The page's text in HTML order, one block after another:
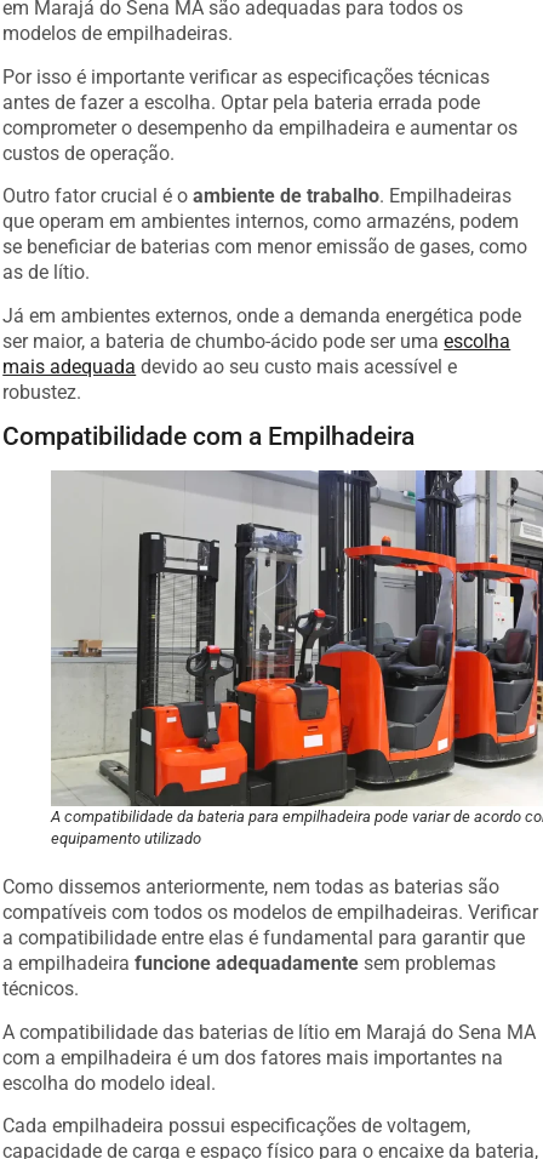
em Marajá do Sena MA são adequadas para todos os
modelos de empilhadeiras.
Por isso é importante verificar as especificações técnicas
antes de fazer a escolha. Optar pela bateria errada pode
comprometer o desempenho da empilhadeira e aumentar os
custos de operação.
Outro fator crucial é oambiente de trabalho. Empilhadeiras
que operam em ambientes internos, como armazéns, podem
se beneficiar de baterias com menor emissão de gases, como
as de lítio.
Já em ambientes externos, onde a demanda energética pode
ser maior, a bateria de chumbo-ácido pode ser umaescolha
mais adequada devido ao seu custo mais acessível e
robustez.
Compatibilidade com a Empilhadeira
A compatibilidade da bateria para empilhadeira pode variar de acordo
equipamento utilizado
Como dissemos anteriormente, nem todas as baterias são
compatíveis com todos os modelos de empilhadeiras. Verificar
a compatibilidade entre elas é fundamental para garantir que
a empilhadeirafuncione adequadamente sem problemas
técnicos.
A compatibilidade das baterias de lítio em Marajá do Sena MA
com a empilhadeira é um dos fatores mais importantes na
escolha do modelo ideal.
Cada empilhadeira possui especificações de voltagem,
capacidade de carga e espaço físico para o encaixe da bateria,